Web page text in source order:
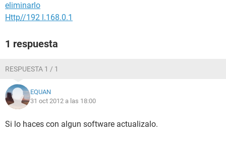
eliminarlo
Http//192 l.168.0.1
1 respuesta
RESPUESTA 1 / 1
EQUAN
31 oct 2012 a las 18:00
Si lo haces con algun software actualizalo.